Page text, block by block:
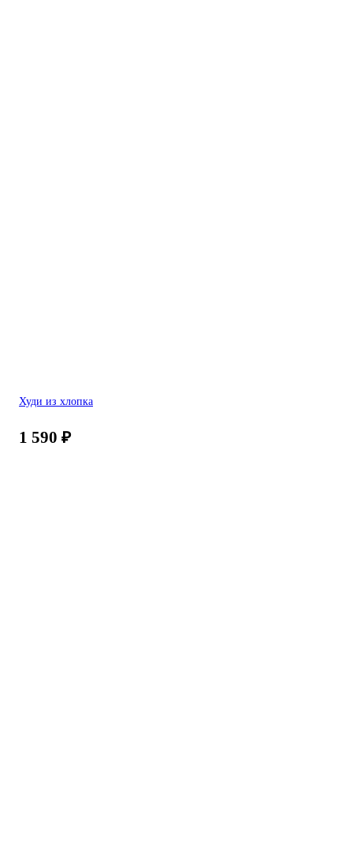
Худи из хлопка
1 590 ₽